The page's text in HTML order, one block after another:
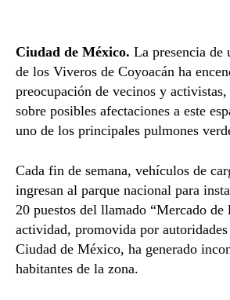
Ciudad de México. La presencia de
de los Viveros de Coyoacán ha
preocupación de vecinos y
sobre posibles afectaciones a este
uno de los principales pulmones
Cada fin de semana, vehículos de
ingresan al parque nacional para
20 puestos del llamado “Mercado de
actividad, promovida por
Ciudad de México, ha generado
habitantes de la zona.